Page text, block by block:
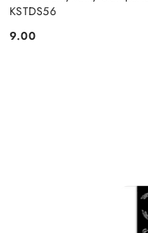
KSTDS56
Cena:
9.00